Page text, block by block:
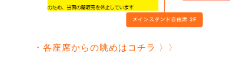
・各座席からの眺めはコチラ 〉〉